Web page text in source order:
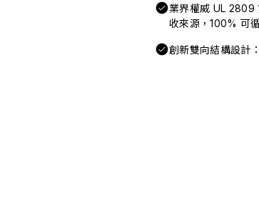
業界權威 UL 2809
收來源，100% 可
創新雙向結構設計